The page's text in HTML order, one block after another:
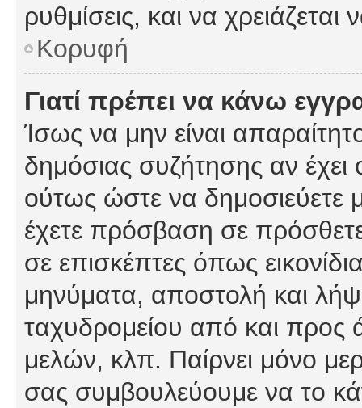
ρυθμίσεις, και να χρειάζεται
Κορυφή
Γιατί πρέπει να κάνω
Ίσως να μην είναι
δημόσιας συζήτησης αν έχει
ούτως ώστε να δημοσιεύετε
έχετε πρόσβαση σε
σε επισκέπτες όπως
μηνύματα, αποστολή και
ταχυδρομείου από και προς
μελών, κλπ. Παίρνει μόνο
σας συμβουλεύουμε να το